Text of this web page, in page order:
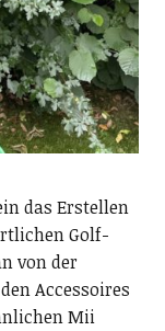
das Erstellen
Golf-
von der
Accessoires
Mii